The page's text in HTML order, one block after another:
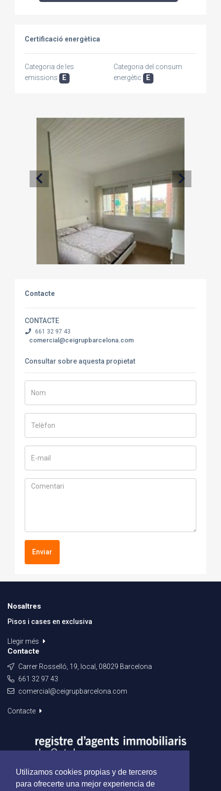
Utilizamos cookies propias y de terceros
para ofrecerte una mejor experiencia de
Certificació energètica
Categoria de les
emissions
E
Categoria del consum
energètic
E
Contacte
CONTACTE
661 32 97 43
comercial@ceigrupbarcelona.com
Consultar sobre aquesta propietat
Enviar
Nosaltres
Pisos i cases en exclusiva
Llegir més
Contacte
Carrer Rosselló, 19, local, 08029 Barcelona
661 32 97 43
comercial@ceigrupbarcelona.com
Contacte